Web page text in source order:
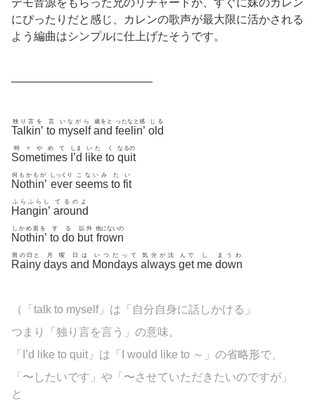
にぴったりだと感じ、カレンの歌声が最大限に活かされる
よう編曲はシンプルに仕上げたそうです。
————————————–
Talkin’
独り言を
to
言
myself
いながら
and
歳をと
feelin’
ったなと感
old
じる
Sometimes
時々やめて
I’d
しま
like
いた
to
く
quit
なるの
Nothin’
何もかもが
ever
しっくり
seems
こないみ
to
た
fit
い
Hangin’
ふらふらし
around
てるのよ
Nothin’
しかめ面を
to
す
do
る
but
以外
frown
他にないの
Rainy
雨の日と
days
月曜
and
日は
Mondays
いつだって
always
気分が沈
get
んで
me
し
down
まうわ
（「talk to myself」は「自分自身に話しかける」
つまり「独り言を言う」の意味。
「I’d like to quit」は「I would like to ～」の省略形で、
「〜したいです」や「〜させていただきたいのですが」
と